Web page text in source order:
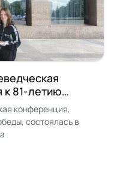
к 81-летию
конференция,
состоялась в